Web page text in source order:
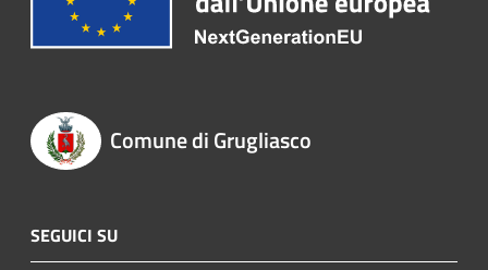
Comune di Grugliasco
SEGUICI SU